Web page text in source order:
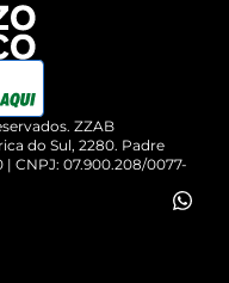
ZZAB
do Sul, 2280. Padre
| CNPJ: 07.900.208/0077-